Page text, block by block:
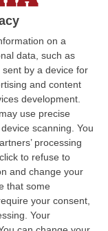
on a
data, such as
by a device for
and content
development.
use precise
scanning. You
processing
to refuse to
and change your
that some
your consent,
Your
dall’Asp –
effettuati
scaturiti a
locale
di
numerose
che a fine
loro figli
di
nei